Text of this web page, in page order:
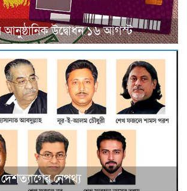
আনুষ্ঠানিক উদ্বোধন ১৬ আগস্ট
নেপথ্য